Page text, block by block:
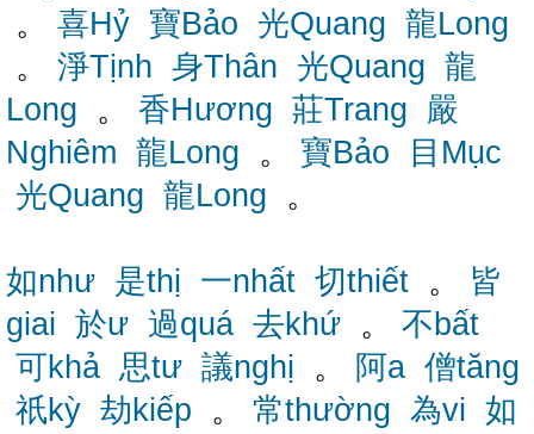
。 喜Hỷ 寶Bảo 光Quang 龍Long
。 淨Tịnh 身Thân 光Quang 龍
Long 。 香Hương 莊Trang
嚴
Nghiêm 龍Long 。 寶Bảo
目Mục
光Quang 龍Long 。
如như 是thị 一nhất 切thiết 。 皆
giai 於ư 過quá 去khứ 。 不bất
可khả 思tư 議nghị 。 阿a 僧tăng
祇kỳ 劫kiếp 。 常thường 為vi 如